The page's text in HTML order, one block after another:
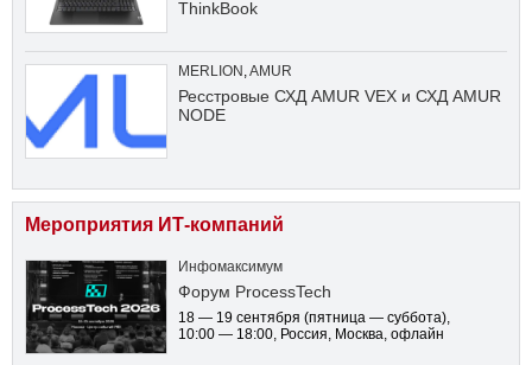
ThinkBook
MERLION ,AMUR
Ресстровые СХД AMUR VEX и СХД AMUR
NODE
Мероприятия ИТ-компаний
Инфомаксимум
Форум ProcessTech
18 — 19 сентября (пятница — суббота),
10:00 — 18:00, Россия, Москва, офлайн